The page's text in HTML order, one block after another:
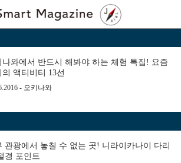
나와에서 반드시 해봐야 하는 체험 특집! 요즘
의 액티비티 13선
- 오키나와
관광에서 놓칠 수 없는 곳! 니라이카나이 다리
경 포인트